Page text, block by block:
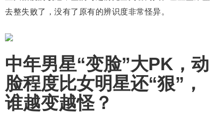
去整失败了，没有了原有的辨识度非常怪异。
中年男星“变脸”大PK，动
脸程度比女明星还“狠”，
谁越变越怪？